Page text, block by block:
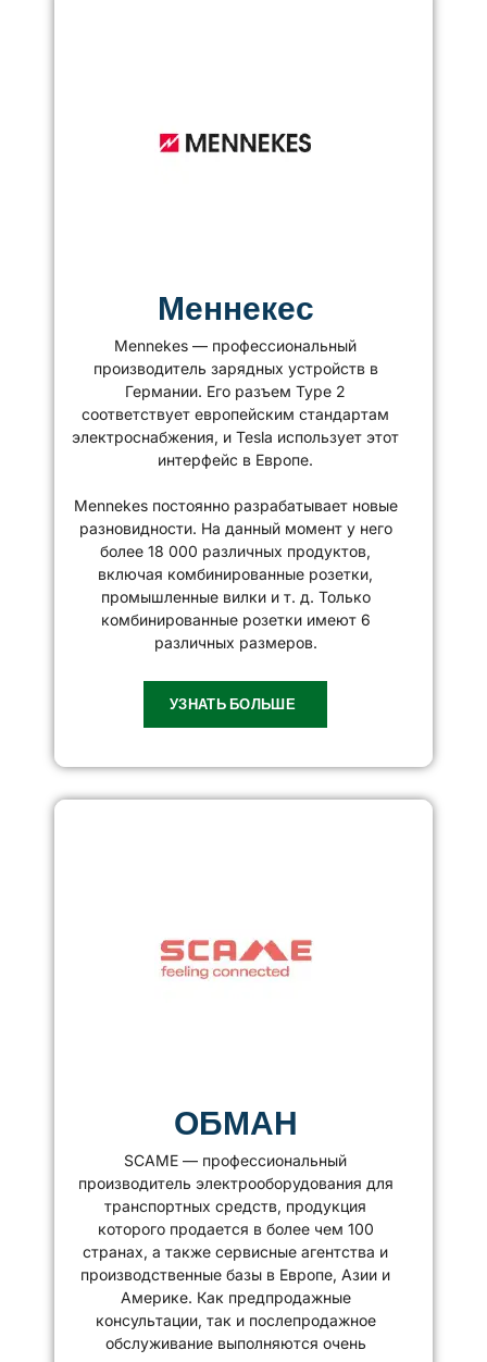
Меннекес
Mennekes — профессиональный
производитель зарядных устройств в
Германии. Его разъем Type 2
соответствует европейским стандартам
электроснабжения, и Tesla использует этот
интерфейс в Европе.
Mennekes постоянно разрабатывает новые
разновидности. На данный момент у него
более 18 000 различных продуктов,
включая комбинированные розетки,
промышленные вилки и т. д. Только
комбинированные розетки имеют 6
различных размеров.
УЗНАТЬ БОЛЬШЕ
ОБМАН
SCAME — профессиональный
производитель электрооборудования для
транспортных средств, продукция
которого продается в более чем 100
странах, а также сервисные агентства и
производственные базы в Европе, Азии и
Америке. Как предпродажные
консультации, так и послепродажное
обслуживание выполняются очень